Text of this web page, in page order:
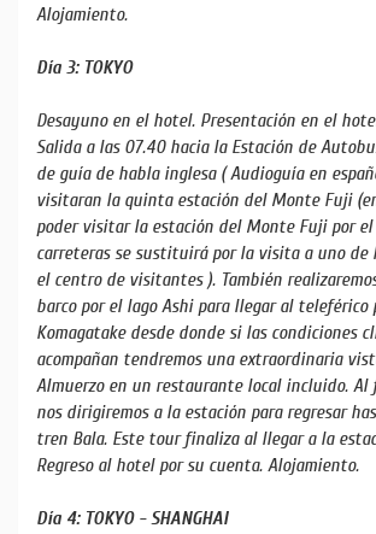
Alojamiento.
Día 3: TOKYO
Desayuno en el hotel. Presentación en el
Salida a las 07.40 hacia la Estación de
de guía de habla inglesa ( Audioguía en
visitaran la quinta estación del Monte Fuji
poder visitar la estación del Monte Fuji por
carreteras se sustituirá por la visita a uno de
el centro de visitantes ). También
barco por el lago Ashi para llegar al teleférico
Komagatake desde donde si las condiciones
acompañan tendremos una extraordinaria
Almuerzo en un restaurante local incluido.
nos dirigiremos a la estación para regresar
tren Bala. Este tour finaliza al llegar a la
Regreso al hotel por su cuenta. Alojamiento.
Día 4: TOKYO - SHANGHAI